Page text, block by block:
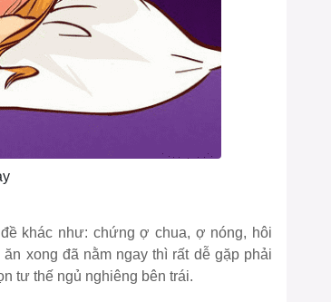
khác như: chứng ợ chua, ợ nóng, hôi
xong đã nằm ngay thì rất dễ gặp phải
tư thế ngủ nghiêng bên trái.